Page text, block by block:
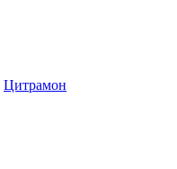
Цитрамон